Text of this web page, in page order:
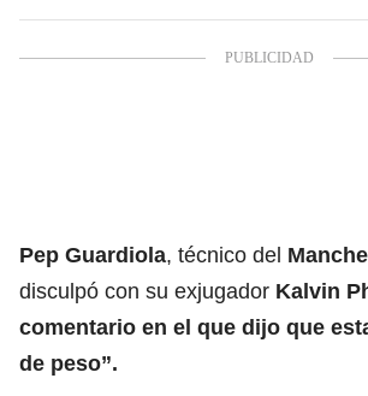
Pep Guardiola, técnico del
disculpó con su exjugador Kalvin
comentario en el que dijo que
de peso”.